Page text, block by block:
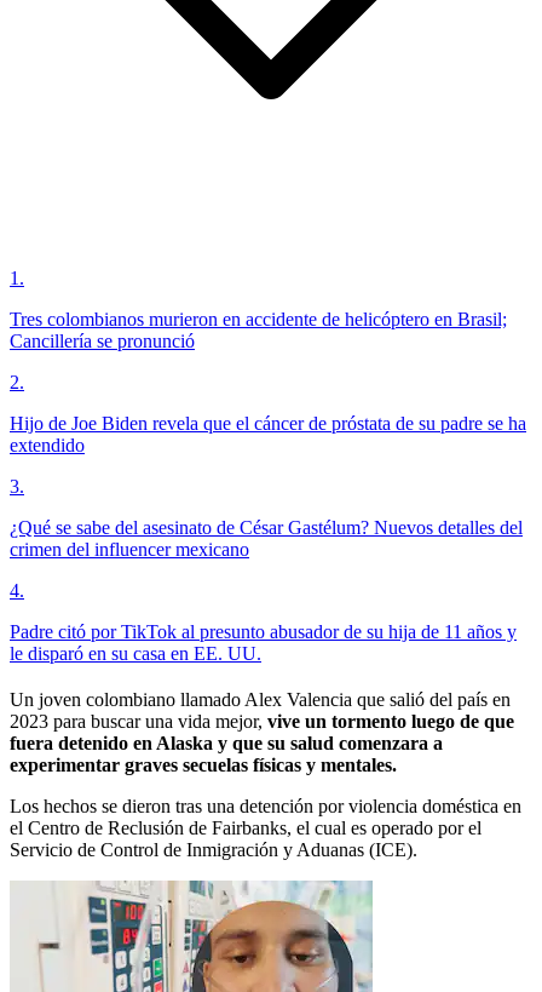
1 .
Tres colombianos murieron en accidente de helicóptero en Brasil;
Cancillería se pronunció
2.
Hijo de Joe Biden revela que el cáncer de próstata de su padre se ha
extendido
3.
¿Qué se sabe del asesinato de César Gastélum? Nuevos detalles del
crimen del influencer mexicano
4.
Padre citó por TikTok al presunto abusador de su hija de 11 años y
le disparó en su casa en EE. UU.
Un joven colombiano llamado Alex Valencia que salió del país en
2023 para buscar una vida mejor, vive un tormento luego de que
fuera detenido en Alaska y que su salud comenzara a
experimentar graves secuelas físicas y mentales.
Los hechos se dieron tras una detención por violencia doméstica en
el Centro de Reclusión de Fairbanks, el cual es operado por el
Servicio de Control de Inmigración y Aduanas (ICE).